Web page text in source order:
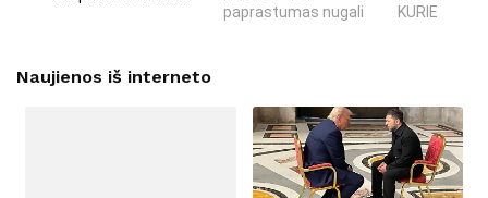
paprastumas nugali
KURIE
Naujienos iš interneto